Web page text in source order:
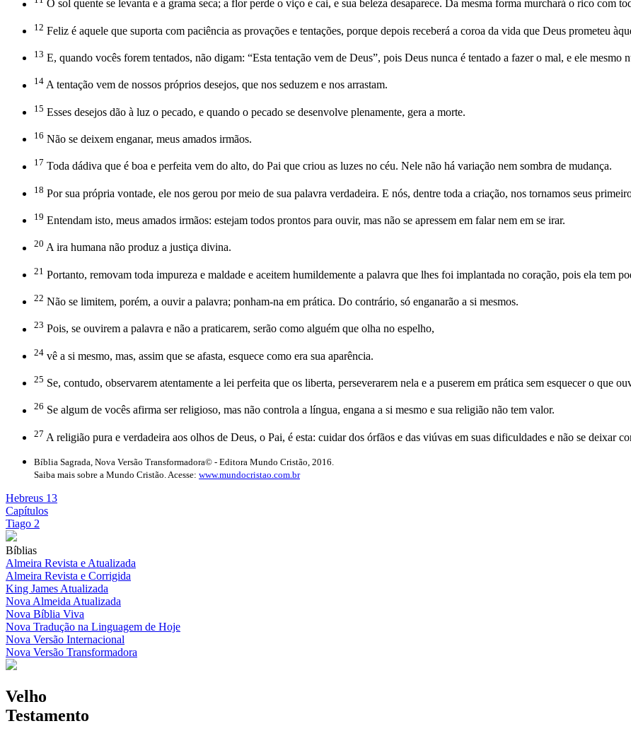
O sol quente se levanta e a grama seca; a flor perde o viço e cai, e sua beleza desaparece. Da mesma forma murchará o rico com
12 Feliz é aquele que suporta com paciência as provações e tentações, porque depois receberá a coroa da vida que Deus prometeu
13 E, quando vocês forem tentados, não digam: “Esta tentação vem de Deus”, pois Deus nunca é tentado a fazer o mal, e ele mesmo
14 A tentação vem de nossos próprios desejos, que nos seduzem e nos arrastam.
15 Esses desejos dão à luz o pecado, e quando o pecado se desenvolve plenamente, gera a morte.
16 Não se deixem enganar, meus amados irmãos.
17 Toda dádiva que é boa e perfeita vem do alto, do Pai que criou as luzes no céu. Nele não há variação nem sombra de mudança.
18 Por sua própria vontade, ele nos gerou por meio de sua palavra verdadeira. E nós, dentre toda a criação, nos tornamos seus
19 Entendam isto, meus amados irmãos: estejam todos prontos para ouvir, mas não se apressem em falar nem em se irar.
20 A ira humana não produz a justiça divina.
21 Portanto, removam toda impureza e maldade e aceitem humildemente a palavra que lhes foi implantada no coração, pois ela tem
22 Não se limitem, porém, a ouvir a palavra; ponham-na em prática. Do contrário, só enganarão a si mesmos.
23 Pois, se ouvirem a palavra e não a praticarem, serão como alguém que olha no espelho,
24 vê a si mesmo, mas, assim que se afasta, esquece como era sua aparência.
25 Se, contudo, observarem atentamente a lei perfeita que os liberta, perseverarem nela e a puserem em prática sem esquecer o que
26 Se algum de vocês afirma ser religioso, mas não controla a língua, engana a si mesmo e sua religião não tem valor.
27 A religião pura e verdadeira aos olhos de Deus, o Pai, é esta: cuidar dos órfãos e das viúvas em suas dificuldades e não se deixar
Bíblia Sagrada, Nova Versão Transformadora© - Editora Mundo Cristão, 2016.
Saiba mais sobre a Mundo Cristão. Acesse: www.mundocristao.com.br
Hebreus 13
Capítulos
Tiago 2
Bíblias
Almeira Revista e Atualizada
Almeira Revista e Corrigida
King James Atualizada
Nova Almeida Atualizada
Nova Bíblia Viva
Nova Tradução na Linguagem de Hoje
Nova Versão Internacional
Nova Versão Transformadora
Velho
Testamento